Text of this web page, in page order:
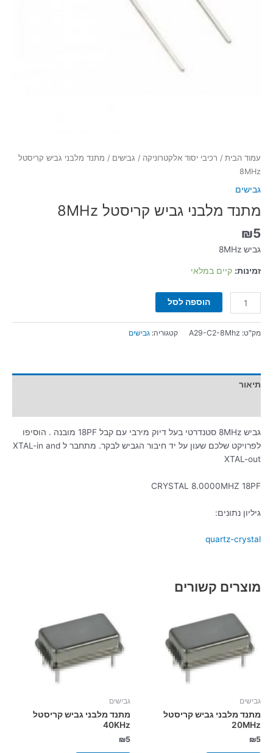
עמוד הבית / רכיבי יסוד אלקטרוניקה / גבישים / מתנד מלבני גביש קריסטל
8MHz
גבישים
מתנד מלבני גביש קריסטל 8MHz
₪5
גביש 8MHz
זמינות: קיים במלאי
הוספה לסל
מק"ט: A29-C2-8Mhz קטגוריה: גבישים
תיאור
גביש 8MHz סטנדרטי בעל דיוק מירבי עם קבל 18PF מובנה . הוסיפו
לפרויקט שלכם שעון על יד חיבור הגביש לבקר. מתחבר ל XTAL-in and
XTAL-out
CRYSTAL 8.0000MHZ 18PF
גיליון נתונים:
quartz-crystal
מוצרים קשורים
גבישים
מתנד מלבני גביש קריסטל
20MHz
₪5
גבישים
מתנד מלבני גביש קריסטל
40KHz
₪5